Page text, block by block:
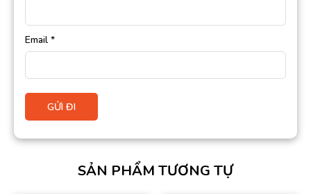
Email *
SẢN PHẨM TƯƠNG TỰ